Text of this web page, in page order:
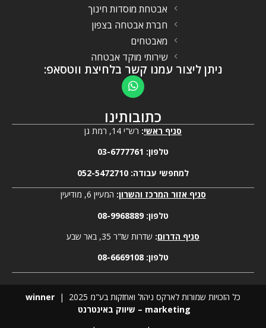
אבטחת מוסדות חינוך
חברת אבטחה בצפון
מאבטחים
שירותי מוקד אבטחה
ניתן ליצור עמנו קשר בלחיצת ווטסאפ:
כתובותינו
סניף ראשי: רש"י 14, רמת גן
טלפון: 03-6777761
למחפשי עבודה: 052-5472710
סניף אזור המרכז והשרון: המעיין 6, מודיעין
טלפון: 08-9968889
סניף הדרום: שדרות שז"ר 35, באר שבע
טלפון: 08-6669108
כל הזכויות שמורות לארקס ניהול ואחזקות בע"מ 2025 |
winner
marketing – שיווק באינטרנט